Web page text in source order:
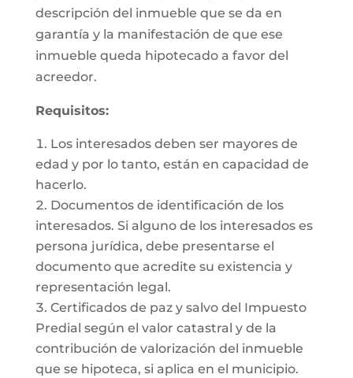
descripción del inmueble que se da en
garantía y la manifestación de que ese
inmueble queda hipotecado a favor del
acreedor.
Requisitos:
Los interesados deben ser mayores de
edad y por lo tanto, están en capacidad de
hacerlo.
Documentos de identificación de los
interesados. Si alguno de los interesados es
persona jurídica, debe presentarse el
documento que acredite su existencia y
representación legal.
Certificados de paz y salvo del Impuesto
Predial según el valor catastral y de la
contribución de valorización del inmueble
que se hipoteca, si aplica en el municipio.